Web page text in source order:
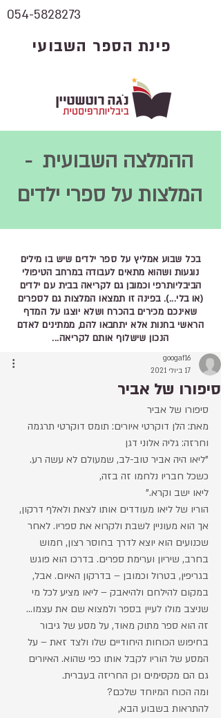
054-5828273
פינת הספר השבועי
ההמלצה השבועית -
המלצות על ספרי ילדים
בכל שבוע אמליץ על ספר ילדים שיש בו מילים
נוגעות ושהוא מתאים לעבודה במרחב הטיפולי
הביבליותרפי וכמובן גם לקריאה בבית עם ילדים
(או בלי...). בפינה זו תמצאו המלצות גם לספרים
שאינכם מכירים בהכרח ושלא יוצגו על המדף
הראשי בחנות אלא יתחבאו להם, ממתינים לאדם
הנכון שישלוף אותם לקריאה...
סיפורו של אביר
googaf16
17 ביולי 2021
סיפורו של אביר
מאת: הלן דוקרטי איורים: תומס דוקרטי תרגמה
וחרזה: גליה אלוני דגן
"ליאו היה אביר טוב-לב, שמעולם לא עשה רע.
כשכל חבריו נלחמו זה בזה,
ליאו ישב וקרא."
הוריו של ליאו מעודדים אותו לצאת ולאלף דרקון,
אך הוא מעוניין לשבת ולקרוא את ספריו. לאחר
שכנועים הוא יוצא לדרך בחוסר רצון, חמוש
בחרב, שיריון וערימת ספרים. בדרכו הוא פוגש
בגריפין, בטרול וכמובן – בדרקון האיום. אבל,
במקום להילחם ולהיאבק – ליאו מציע לכל מי
שניצב מולו לעיין בספר ולמצוא שם את עצמו...
זה הוא ספר מתוק מאוד, על מסע של גיבור
בחיפוש הכוחות היחודיים שלו ולצד זאת – על
המסע של הוריו לקבל אותו כפי שהוא. האיורים
גם הם מקסימים וכן החריזה בעברית.
ומה הכוח המיוחד שלכם?
להתראות בשבוע הבא,